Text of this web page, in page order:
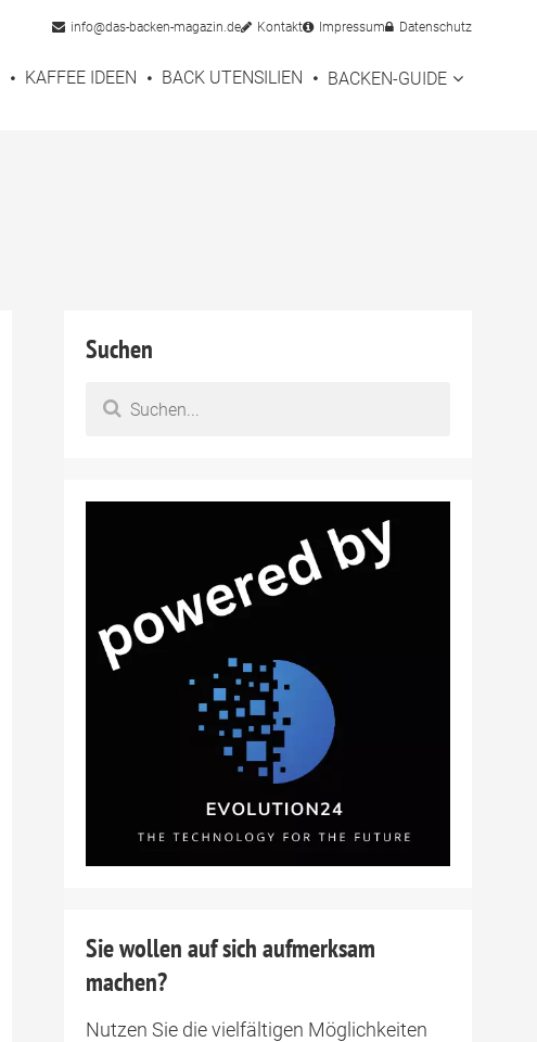
info@das-backen-magazin.de Kontakt Impressum Datenschutz
KAFFEE IDEEN BACK UTENSILIEN BACKEN-GUIDE
Suchen
Sie wollen auf sich aufmerksam
machen?
Nutzen Sie die vielfältigen Möglichkeiten